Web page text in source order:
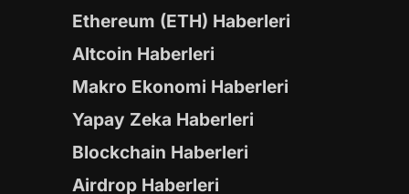
Ethereum (ETH) Haberleri
Altcoin Haberleri
Makro Ekonomi Haberleri
Yapay Zeka Haberleri
Blockchain Haberleri
Airdrop Haberleri